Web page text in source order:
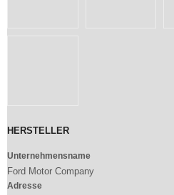
HERSTELLER
Unternehmensname
Ford Motor Company
Adresse